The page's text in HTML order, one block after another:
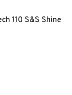
110 S&S Shine